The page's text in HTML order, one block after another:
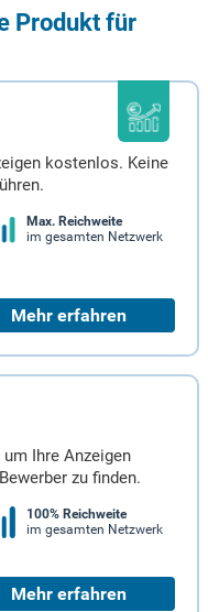
Produkt für
kostenlos. Keine
Max. Reichweite
im gesamten Netzwerk
Mehr erfahren
Ihre Anzeigen
zu finden.
100% Reichweite
im gesamten Netzwerk
Mehr erfahren